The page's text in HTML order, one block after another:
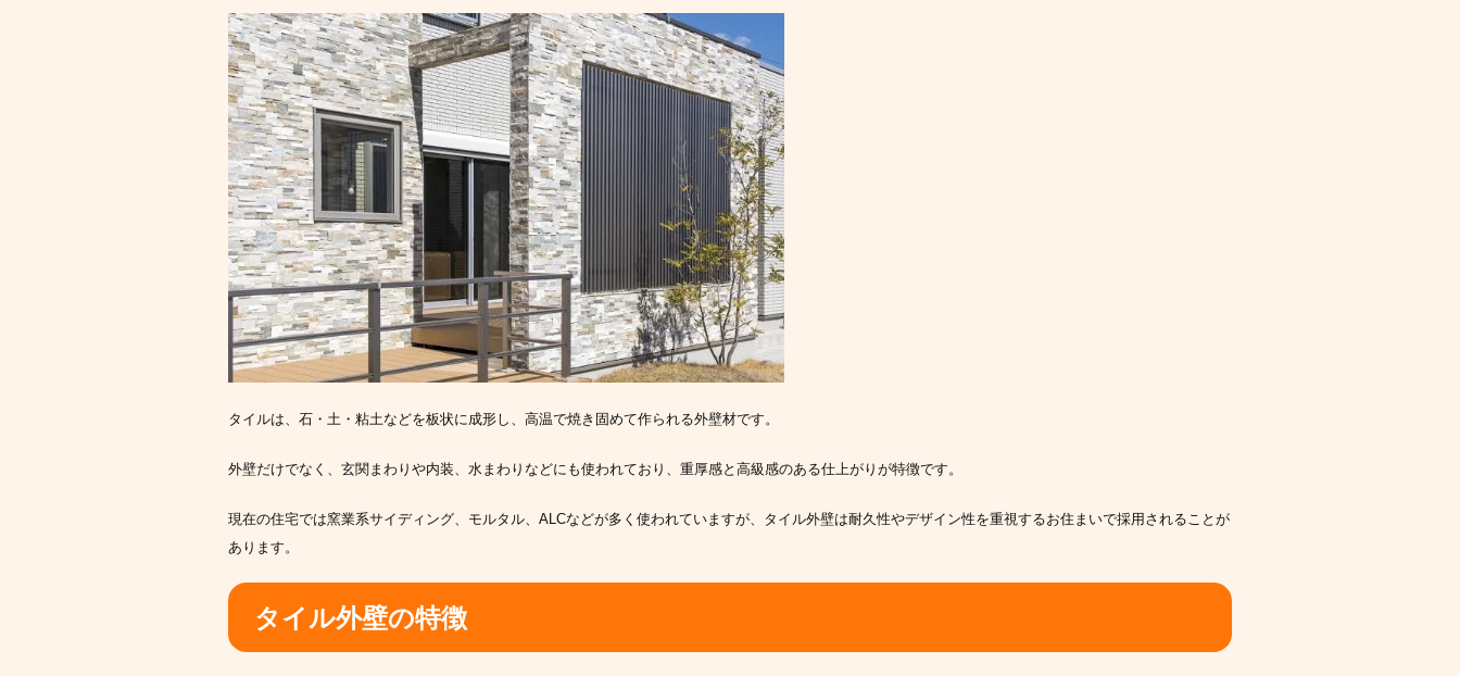
タイルは、石・土・粘土などを板状に成形し、高温で焼き固めて作られる外壁材です。
外壁だけでなく、玄関まわりや内装、水まわりなどにも使われており、重厚感と高級感のある仕上がりが特徴です。
現在の住宅では窯業系サイディング、モルタル、ALCなどが多く使われていますが、タイル外壁は耐久性やデザイン性を重視するお住まいで採用されることが
あります。
タイル外壁の特徴